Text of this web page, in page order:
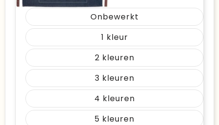
Onbewerkt
1
2
3
4
5